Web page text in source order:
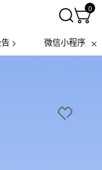
0
微信小程序上线售